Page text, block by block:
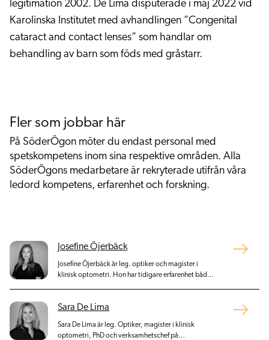
legitimation 2002. De Lima disputerade i maj 2022 vid
Karolinska Institutet med avhandlingen ”Congenital
cataract and contact lenses” som handlar om
behandling av barn som föds med gråstarr.
Fler som jobbar här
På SöderÖgon möter du endast personal med
spetskompetens inom sina respektive områden. Alla
SöderÖgons medarbetare är rekryterade utifrån våra
ledord kompetens, erfarenhet och forskning.
Josefine Öjerbäck
Josefine Öjerbäck är leg. optiker och magister i
klinisk optometri. Hon har tidigare erfarenhet både
med mottagningsverksamhet och refraktiv
Sara De Lima
Sara De Lima är leg. Optiker, magister i klinisk
optometri, PhD och verksamhetschef på